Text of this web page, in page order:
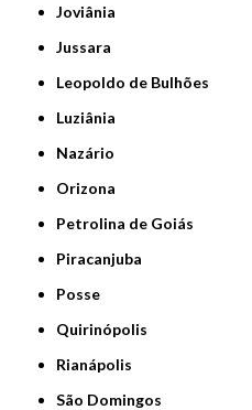
Joviânia
Jussara
Leopoldo de Bulhões
Luziânia
Nazário
Orizona
Petrolina de Goiás
Piracanjuba
Posse
Quirinópolis
Rianápolis
São Domingos